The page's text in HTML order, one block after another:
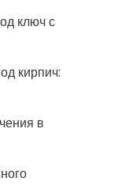
ключ с
кирпич:
в